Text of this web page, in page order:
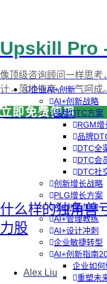
企业AI+创新
AI+创新战略
品牌DTC方案
RGM增
品牌
DTC全
DTC会
DTC社
创新增长战略
PLG增长方案
AI+创新加速
AI+管理教练
AI+设计冲刺
企业敏捷转型
AI+创新指南
企业如
重塑未
Upskill Pro
像顶级咨询顾问一样思
计→落地指南，一气呵成。
立即免费使用
什么样的独角兽
力股
Alex Liu